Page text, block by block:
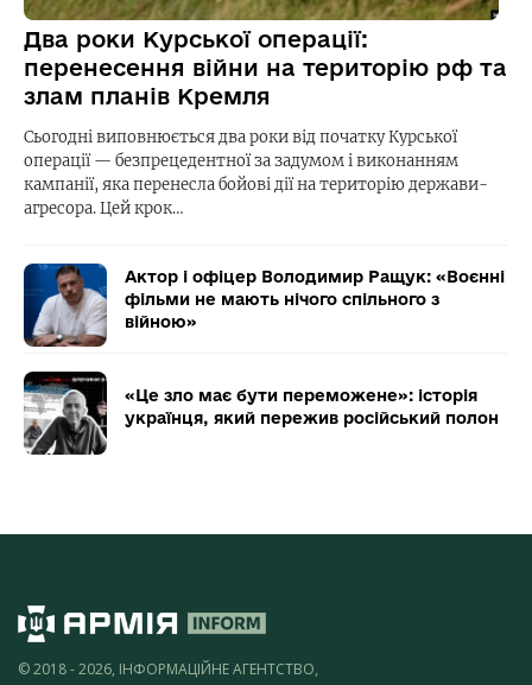
Два роки Курської операції:
перенесення війни на територію рф та
злам планів Кремля
Сьогодні виповнюється два роки від початку Курської
операції — безпрецедентної за задумом і виконанням
кампанії, яка перенесла бойові дії на територію держави-
агресора. Цей крок…
Актор і офіцер Володимир Ращук: «Воєнні
фільми не мають нічого спільного з
війною»
«Це зло має бути переможене»: історія
українця, який пережив російський полон
© 2018 - 2026, ІНФОРМАЦІЙНЕ АГЕНТСТВО,